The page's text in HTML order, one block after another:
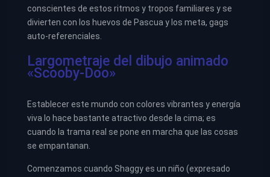
conscientes de estos ritmos y tropos familiares y se
divierten con los huevos de Pascua y los meta, gags
auto-referenciales.
Largometraje del dibujo animado
«Scooby-Doo»
Establecer este mundo con colores vibrantes y energía
viva lo hace bastante atractivo desde la cima; es
cuando la trama real se pone en marcha que las cosas
se empantanan.
Comenzamos cuando Shaggy es un niño (expresado